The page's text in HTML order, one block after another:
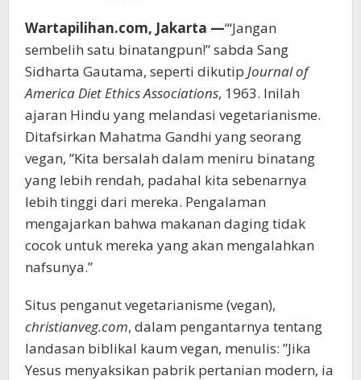
Wartapilihan.com, Jakarta —“‘Jangan
sembelih satu binatangpun!” sabda Sang
Sidharta Gautama, seperti dikutip Journal of
America Diet Ethics Associations, 1963. Inilah
ajaran Hindu yang melandasi vegetarianisme.
Ditafsirkan Mahatma Gandhi yang seorang
vegan, ”Kita bersalah dalam meniru binatang
yang lebih rendah, padahal kita sebenarnya
lebih tinggi dari mereka. Pengalaman
mengajarkan bahwa makanan daging tidak
cocok untuk mereka yang akan mengalahkan
nafsunya.”
Situs penganut vegetarianisme (vegan),
christianveg.com, dalam pengantarnya tentang
landasan biblikal kaum vegan, menulis: ”Jika
Yesus menyaksikan pabrik pertanian modern, ia